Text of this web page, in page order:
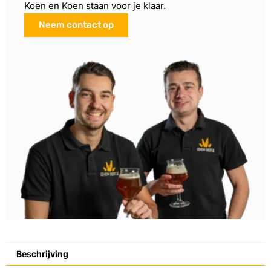
Koen en Koen staan voor je klaar.
Neem contact op
Beschrijving